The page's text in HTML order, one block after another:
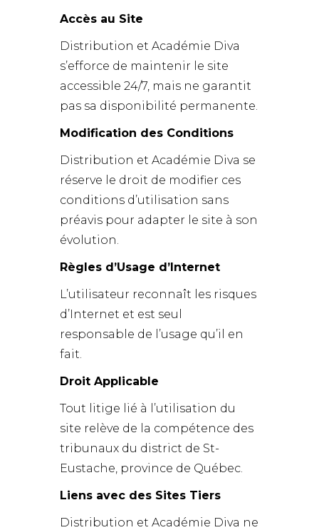
Accès au Site
Distribution et Académie Diva
s’efforce de maintenir le site
accessible 24/7, mais ne garantit
pas sa disponibilité permanente.
Modification des Conditions
Distribution et Académie Diva se
réserve le droit de modifier ces
conditions d’utilisation sans
préavis pour adapter le site à son
évolution.
Règles d’Usage d’Internet
L’utilisateur reconnaît les risques
d’Internet et est seul
responsable de l’usage qu’il en
fait.
Droit Applicable
Tout litige lié à l’utilisation du
site relève de la compétence des
tribunaux du district de St-
Eustache, province de Québec.
Liens avec des Sites Tiers
Distribution et Académie Diva ne